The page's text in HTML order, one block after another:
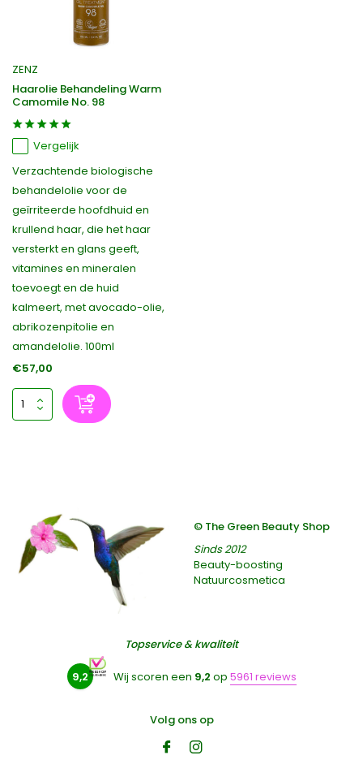
ZENZ
Haarolie Behandeling Warm
Camomile No. 98
Vergelijk
Verzachtende biologische
behandelolie voor de
geïrriteerde hoofdhuid en
krullend haar, die het haar
versterkt en glans geeft,
vitamines en mineralen
toevoegt en de huid
kalmeert, met avocado-olie,
abrikozenpitolie en
amandelolie. 100ml
€57,00
© The Green Beauty Shop
Sinds 2012
Beauty-boosting
Natuurcosmetica
Topservice & kwaliteit
9,2 Wij scoren een 9,2 op 5961 reviews
Volg ons op